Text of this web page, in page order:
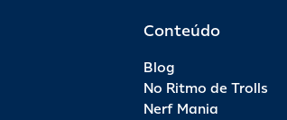
Conteúdo
Blog
No Ritmo de Trolls
Nerf Mania